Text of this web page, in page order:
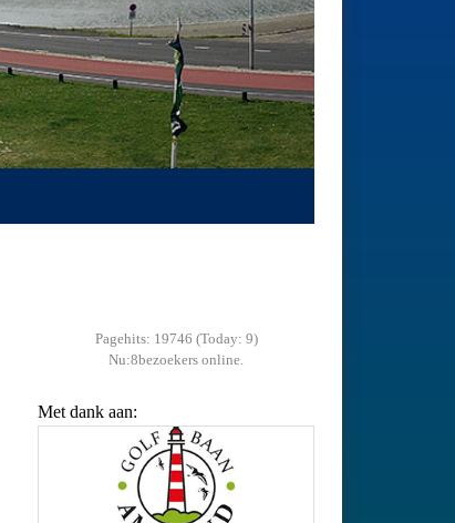
Pagehits: 19746 (Today: 9)
Nu:8bezoekers online.
Met dank aan: